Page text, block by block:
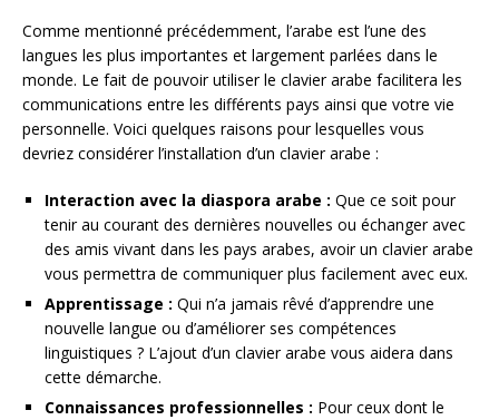
Comme mentionné précédemment, l’arabe est l’une des
langues les plus importantes et largement parlées dans le
monde. Le fait de pouvoir utiliser le clavier arabe facilitera les
communications entre les différents pays ainsi que votre vie
personnelle. Voici quelques raisons pour lesquelles vous
devriez considérer l’installation d’un clavier arabe :
Interaction avec la diaspora arabe : Que ce soit pour
tenir au courant des dernières nouvelles ou échanger avec
des amis vivant dans les pays arabes, avoir un clavier arabe
vous permettra de communiquer plus facilement avec eux.
Apprentissage : Qui n’a jamais rêvé d’apprendre une
nouvelle langue ou d’améliorer ses compétences
linguistiques ? L’ajout d’un clavier arabe vous aidera dans
cette démarche.
Connaissances professionnelles : Pour ceux dont le